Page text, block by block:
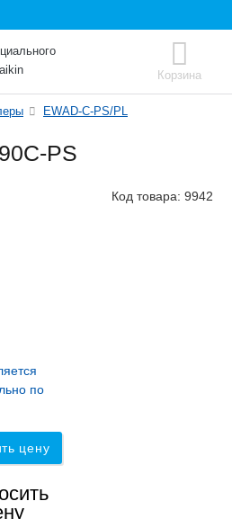
Корзина
EWAD-C-PS/PL
PS
Код товара: 9942
по
цену